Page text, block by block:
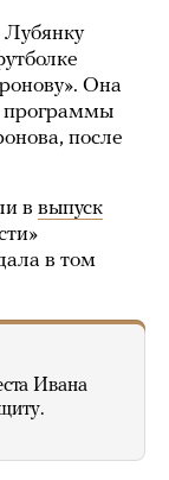
Лубянку
Она
программы
после
в выпуск
в том
Ивана